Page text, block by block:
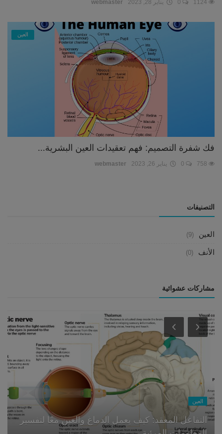
webmaster يناير 28, 2023
العين
فك شفرة التصميم: فهم تعقيدات العين البشرية...
webmaster يناير 26, 2023
التصنيفات
العين (9)
الأنف (0)
مشاركات عشوائية
العين
التفاعل المعقد: كيف يعمل الدماغ والعين معًا لتفسير